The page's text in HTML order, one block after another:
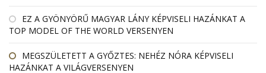
EZ A GYÖNYÖRŰ MAGYAR LÁNY KÉPVISELI HAZÁNKAT A
TOP MODEL OF THE WORLD VERSENYEN
MEGSZÜLETETT A GYŐZTES: NEHÉZ NÓRA KÉPVISELI
HAZÁNKAT A VILÁGVERSENYEN